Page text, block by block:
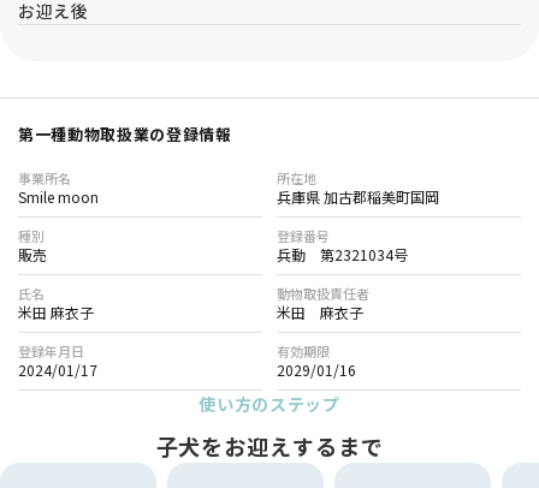
お迎え後
第一種動物取扱業の登録情報
事業所名
Smile moon
所在地
兵庫県 加古郡稲美町国岡
種別
販売
登録番号
兵動 第2321034号
氏名
米田 麻衣子
動物取扱責任者
米田 麻衣子
登録年月日
2024/01/17
有効期限
2029/01/16
使い方のステップ
子犬をお迎えするまで